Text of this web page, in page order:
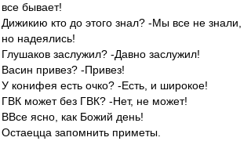
все бывает!
Дижикию кто до этого знал? -Мы все не знали,
но надеялись!
Глушаков заслужил? -Давно заслужил!
Васин привез? -Привез!
У конифея есть очко? -Есть, и широкое!
ГВК может без ГВК? -Нет, не может!
ВВсе ясно, как Божий день!
Остаецца запомнить приметы.